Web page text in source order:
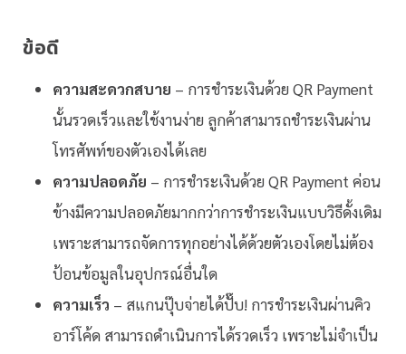
ข้อดี
ความสะดวกสบาย – การชำระเงินด้วย QR Payment
นั้นรวดเร็วและใช้งานง่าย ลูกค้าสามารถชำระเงินผ่าน
โทรศัพท์ของตัวเองได้เลย
ความปลอดภัย – การชำระเงินด้วย QR Payment ค่อน
ข้างมีความปลอดภัยมากกว่าการชำระเงินแบบวิธีดั้งเดิม
เพราะสามารถจัดการทุกอย่างได้ด้วยตัวเองโดยไม่ต้อง
ป้อนข้อมูลในอุปกรณ์อื่นใด
ความเร็ว – สแกนปุ๊บจ่ายได้ปั๊บ! การชำระเงินผ่านคิว
อาร์โค้ด สามารถดำเนินการได้รวดเร็ว เพราะไม่จำเป็น